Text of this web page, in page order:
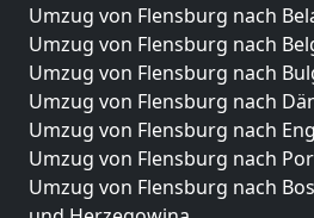
Umzug von Flensburg nach
Umzug von Flensburg nach
Umzug von Flensburg nach
Umzug von Flensburg nach
Umzug von Flensburg nach
Umzug von Flensburg nach
Umzug von Flensburg nach